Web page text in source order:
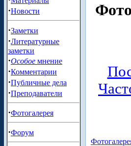
·Новости
·Заметки
·Литературные
заметки
·Особое мнение
·Комментарии
·Публичные дела
·Преподаватели
·Фотогалерея
·Форум